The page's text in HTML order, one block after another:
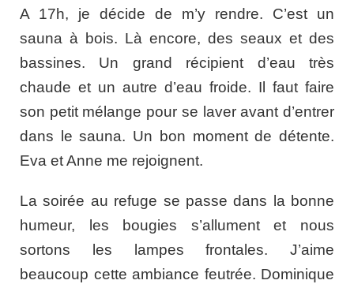
A 17h, je décide de m’y rendre. C’est un
sauna à bois. Là encore, des seaux et des
bassines. Un grand récipient d’eau très
chaude et un autre d’eau froide. Il faut faire
son petit mélange pour se laver avant d’entrer
dans le sauna. Un bon moment de détente.
Eva et Anne me rejoignent.
La soirée au refuge se passe dans la bonne
humeur, les bougies s’allument et nous
sortons les lampes frontales. J’aime
beaucoup cette ambiance feutrée. Dominique